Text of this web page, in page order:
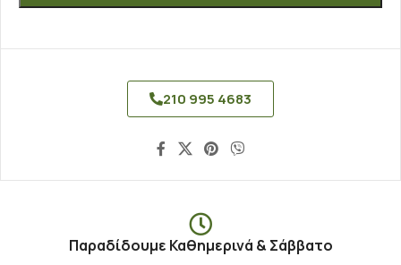
210 995 4683
Παραδίδουμε Καθημερινά & Σάββατο